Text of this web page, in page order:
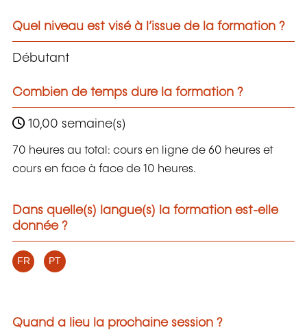
Quel niveau est visé à l’issue de la formation ?
Débutant
Combien de temps dure la formation ?
10,00 semaine(s)
70 heures au total: cours en ligne de 60 heures et
cours en face à face de 10 heures.
Dans quelle(s) langue(s) la formation est-elle
donnée ?
FR PT
Quand a lieu la prochaine session ?